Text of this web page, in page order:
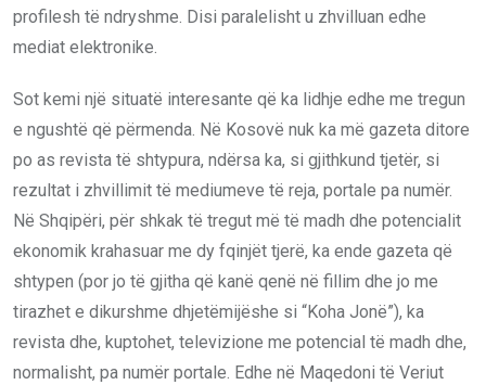
profilesh të ndryshme. Disi paralelisht u zhvilluan edhe
mediat elektronike.
Sot kemi një situatë interesante që ka lidhje edhe me tregun
e ngushtë që përmenda. Në Kosovë nuk ka më gazeta ditore
po as revista të shtypura, ndërsa ka, si gjithkund tjetër, si
rezultat i zhvillimit të mediumeve të reja, portale pa numër.
Në Shqipëri, për shkak të tregut më të madh dhe potencialit
ekonomik krahasuar me dy fqinjët tjerë, ka ende gazeta që
shtypen (por jo të gjitha që kanë qenë në fillim dhe jo me
tirazhet e dikurshme dhjetëmijëshe si “Koha Jonë”), ka
revista dhe, kuptohet, televizione me potencial të madh dhe,
normalisht, pa numër portale. Edhe në Maqedoni të Veriut